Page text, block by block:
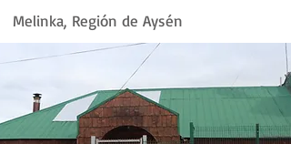
Melinka, Región de Aysén